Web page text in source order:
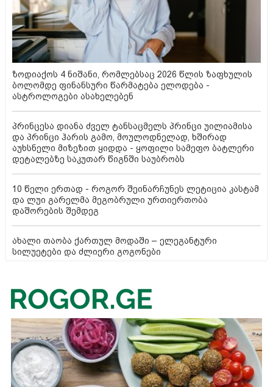
ზოდიაქოს 4 ნიშანი, რომლებსაც 2026 წლის ზაფხულის
ბოლომდე ფინანსური წარმატება ელოდება -
ასტროლოგები ასახელებენ
პრინცესა დიანა ძველ ტანსაცმელს პრინცი უილიამისა
და პრინცი ჰარის გამო, მოულოდნელად, ხშირად
აუხსნელი მიზეზით ყიდდა - ყოფილი სამეფო ბატლერი
დეტალებზე საკუთარ წიგნში საუბრობს
10 წელი ერთად - როგორ შეინარჩუნეს ლეტიცია კასტამ
და ლუი გარელმა მეგობრული ურთიერთობა
დაშორების შემდეგ
ახალი თაობა ქართულ მოდაში – ელეგანტური
სილუეტები და ძლიერი გოგონები